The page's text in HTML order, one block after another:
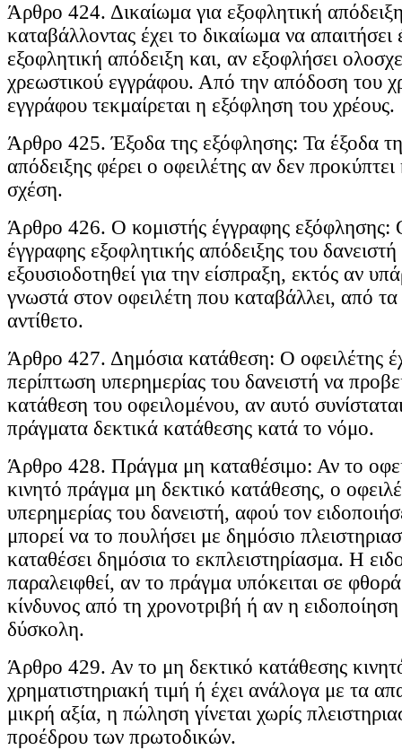
Άρθρο 424. Δικαίωμα για εξοφλητική
καταβάλλοντας έχει το δικαίωμα να απαιτήσει
εξοφλητική απόδειξη και, αν εξοφλήσει
χρεωστικού εγγράφου. Από την απόδοση του
εγγράφου τεκμαίρεται η εξόφληση του χρέους.
Άρθρο 425. Έξοδα της εξόφλησης: Τα έξοδα
απόδειξης φέρει ο οφειλέτης αν δεν
σχέση.
Άρθρο 426. Ο κομιστής έγγραφης εξόφλησης:
έγγραφης εξοφλητικής απόδειξης του δανειστή
εξουσιοδοτηθεί για την είσπραξη, εκτός αν
γνωστά στον οφειλέτη που καταβάλλει, από
αντίθετο.
Άρθρο 427. Δημόσια κατάθεση: Ο οφειλέτης
περίπτωση υπερημερίας του δανειστή να
κατάθεση του οφειλομένου, αν αυτό
πράγματα δεκτικά κατάθεσης κατά το νόμο.
Άρθρο 428. Πράγμα μη καταθέσιμο: Αν το
κινητό πράγμα μη δεκτικό κατάθεσης, ο
υπερημερίας του δανειστή, αφού τον
μπορεί να το πουλήσει με δημόσιο
καταθέσει δημόσια το εκπλειστηρίασμα. Η
παραλειφθεί, αν το πράγμα υπόκειται σε
κίνδυνος από τη χρονοτριβή ή αν η ειδοποίηση
δύσκολη.
Άρθρο 429. Αν το μη δεκτικό κατάθεσης
χρηματιστηριακή τιμή ή έχει ανάλογα με τα
μικρή αξία, η πώληση γίνεται χωρίς
προέδρου των πρωτοδικών.